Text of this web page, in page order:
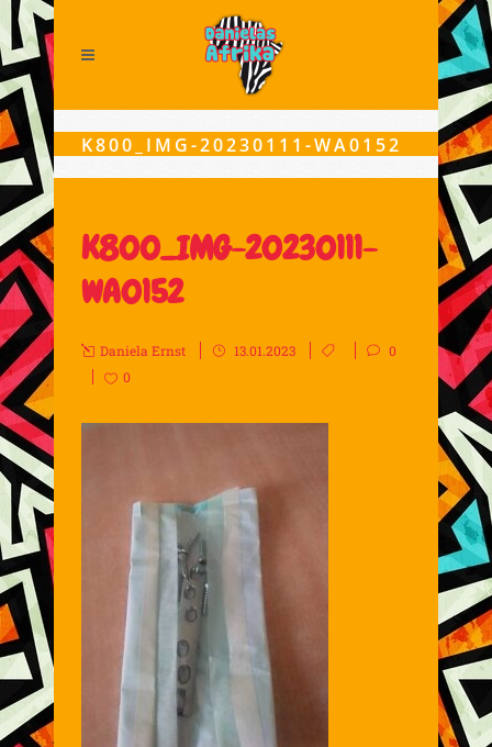
K800_IMG-20230111-WA0152
K800_IMG-20230111-
WA0152
Daniela Ernst 13.01.2023
0
0